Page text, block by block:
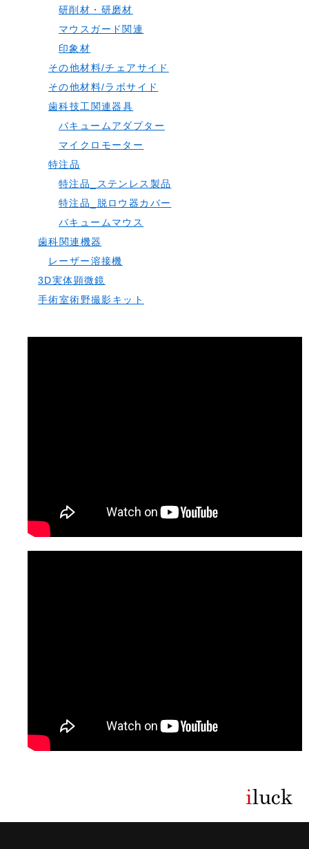
研削材・研磨材
マウスガード関連
印象材
その他材料/チェアサイド
その他材料/ラボサイド
歯科技工関連器具
バキュームアダプター
マイクロモーター
特注品
特注品_ステンレス製品
特注品_脱ロウ器カバー
バキュームマウス
歯科関連機器
レーザー溶接機
3D実体顕微鏡
手術室術野撮影キット